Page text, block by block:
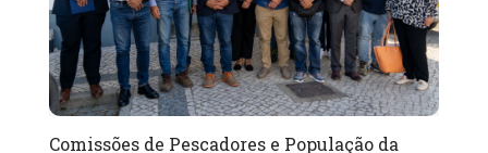
Comissões de Pescadores e População da